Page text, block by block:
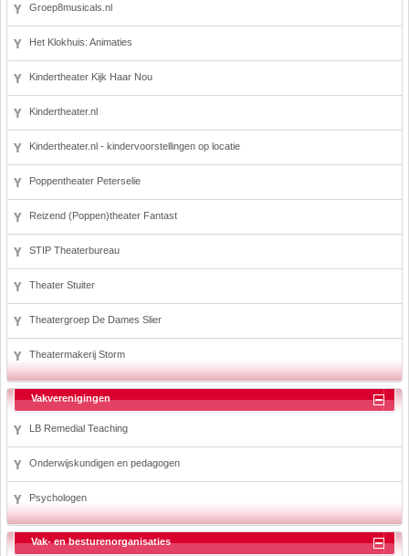
Groep8musicals.nl
Het Klokhuis: Animaties
Kindertheater Kijk Haar Nou
Kindertheater.nl
Kindertheater.nl - kindervoorstellingen op locatie
Poppentheater Peterselie
Reizend (Poppen)theater Fantast
STIP Theaterbureau
Theater Stuiter
Theatergroep De Dames Slier
Theatermakerij Storm
Vakverenigingen
LB Remedial Teaching
Onderwijskundigen en pedagogen
Psychologen
Vak- en besturenorganisaties